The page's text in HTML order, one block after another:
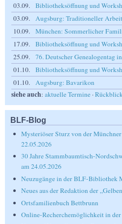
03.09.
Bibliotheksöffnung und
03.09.
Augsburg: Traditioneller
10.09.
München: Sommerlicher
17.09.
Bibliotheksöffnung und
25.09.
76. Deutscher Genealogentag
01.10.
Bibliotheksöffnung und
01.10.
Augsburg: Bavarikon
siehe auch: aktuelle Termine ·
BLF-Blog
Mysteriöser Sturz von der
22.05.2026
30 Jahre Stammbaumtisch-
am 24.05.2026
Neuzugänge in der BLF-Bibliothek
Neues aus der Redaktion der
Ortsfamilienbuch Bettbrunn
Online-Recherchemöglichkeit in